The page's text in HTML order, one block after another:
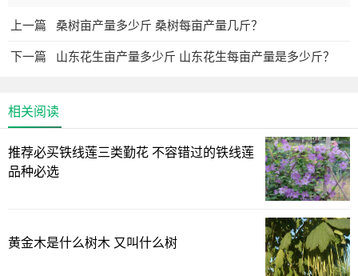
蓖麻这种植物多是在我国北方种植的，一般一年只能收获
一次，但是由于品种、地区、管理方式等不同，产量的差异
蓖麻种植利润
现在蓖麻的产量就在500-800斤左右，按照每斤8元的市场
价来算的话，收入在4000-6400元不等，除去成本后，每亩
目前来看，种植蓖麻的市场前景是不错的，最好是采用复
合模式种植，就是通过套种小麦、养蓖麻蚕等，可以达到利
上一篇 桑树亩产量多少斤 桑树每亩产量几斤？
下一篇 山东花生亩产量多少斤 山东花生每亩产量是多少斤？
相关阅读
推荐必买铁线莲三类勤花 不容错过的铁线莲
品种必选
黄金木是什么树木 又叫什么树